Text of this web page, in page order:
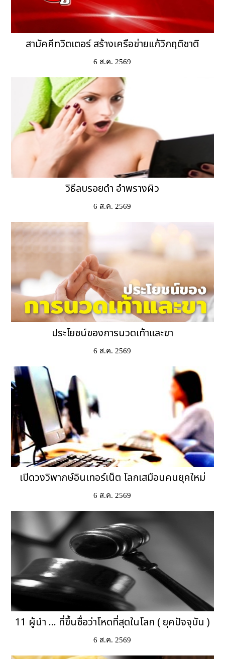
สามัคคีทวิตเตอร์ สร้างเครือข่ายแก้วิกฤติชาติ
6 ส.ค. 2569
วิธีลบรอยดำ อำพรางผิว
6 ส.ค. 2569
ประโยชน์ของการนวดเท้าและขา
6 ส.ค. 2569
เปิดวงวิพากษ์อินเทอร์เน็ต โลกเสมือนคนยุคใหม่
6 ส.ค. 2569
11 ผู้นำ ... ที่ขึ้นชื่อว่าโหดที่สุดในโลก ( ยุคปัจจุบัน )
6 ส.ค. 2569